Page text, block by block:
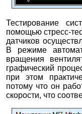
Тестирование
помощью стресс-
датчиков
В режиме
вращения
графический
при этом
потому что он
скорости, что